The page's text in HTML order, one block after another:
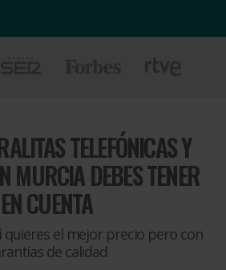
TELEFÓNICAS Y
MURCIA DEBES TENER
EN CUENTA
quieres el mejor precio pero con
de calidad